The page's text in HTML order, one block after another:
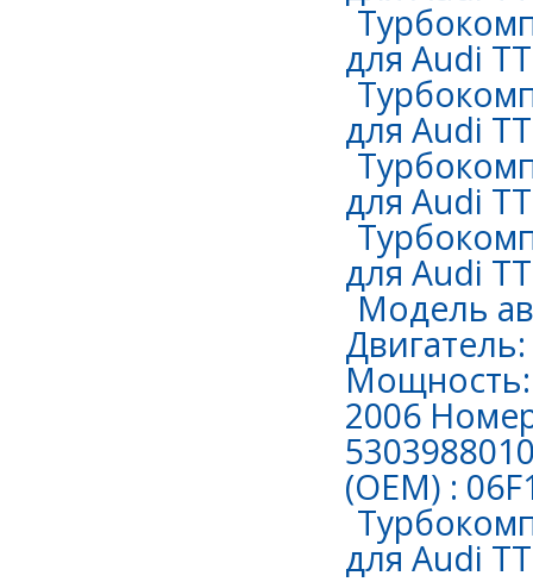
для Audi
для Audi
для Audi
для Audi
Модель
Мощность:
2006
(OEM) :
для Audi TT